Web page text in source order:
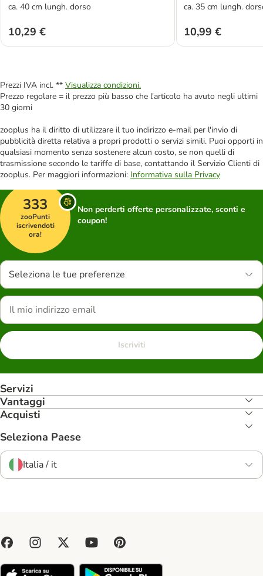
ca. 40 cm lungh. dorso
10,29 €
ca. 35 cm lungh.
10,99 €
Prezzi IVA incl. ** Visualizza condizioni.
Prezzo regolare = il prezzo più basso che l'articolo ha avuto negli ultimi
30 giorni
zooplus ha il diritto di utilizzare il tuo indirizzo e-mail per l'invio di
pubblicità diretta relativa a propri prodotti o servizi simili. Puoi opporti in
qualsiasi momento senza sostenere alcun costo, se non quelli di
trasmissione secondo le tariffe di base, contattando il Servizio Clienti di
zooplus. Per maggiori informazioni: Informativa sulla Privacy
333
zooPunti
iscrivendoti
ora!
Non perderti offerte personalizzate, sconti e
coupon!
Seleziona le tue preferenze
Iscriviti
Servizi
Vantaggi
Acquisti
Seleziona Paese
Italia / it